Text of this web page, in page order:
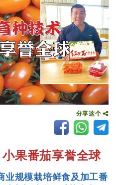
分享这个
果番茄享誉全球
业规模栽培鲜食及加工番